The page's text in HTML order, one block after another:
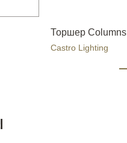
Торшер Columns
Castro Lighting